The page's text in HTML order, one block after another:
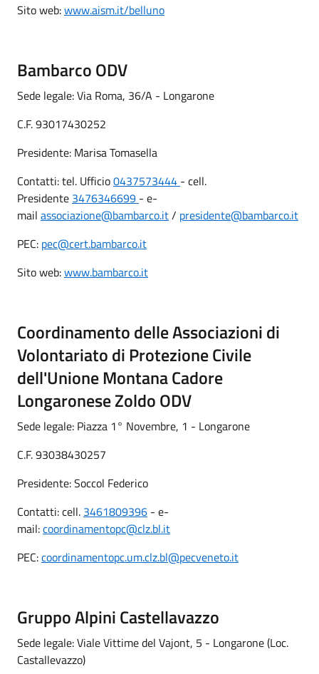
Sito web:www.aism.it/belluno
Bambarco ODV
Sede legale: Via Roma, 36/A - Longarone
C.F. 93017430252
Presidente: Marisa Tomasella
Contatti: tel. Ufficio0437573444 - cell.
Presidente 3476346699 - e-
mail associazione@bambarco.it/ presidente@bambarco.it
PEC: pec@cert.bambarco.it
Sito web:www.bambarco.it
Coordinamento delle Associazioni di
Volontariato di Protezione Civile
dell'Unione Montana Cadore
Longaronese Zoldo ODV
Sede legale: Piazza 1° Novembre, 1 - Longarone
C.F. 93038430257
Presidente: Soccol Federico
Contatti: cell. 3461809396 - e-
mail:coordinamentopc@clz.bl.it
PEC:coordinamentopc.um.clz.bl@pecveneto.it
Gruppo Alpini Castellavazzo
Sede legale: Viale Vittime del Vajont, 5 - Longarone (Loc.
Castallevazzo)